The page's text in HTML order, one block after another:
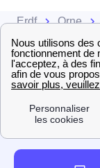
Erdf Orne